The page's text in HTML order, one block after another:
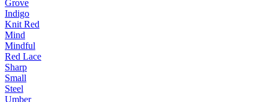
Grove
Indigo
Knit Red
Mind
Mindful
Red Lace
Sharp
Small
Steel
Umber